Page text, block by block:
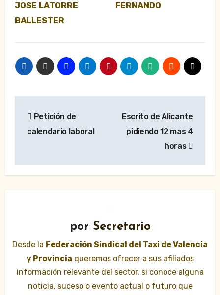
JOSE LATORRE FERNANDO
BALLESTER
de
Petición de
calendario laboral
Escrito de Alicante
pidiendo 12 mas 4
horas
por Secretario
Desde la Federación Sindical del Taxi de Valencia
y Provincia queremos ofrecer a sus afiliados
información relevante del sector, si conoce alguna
noticia, suceso o evento actual o futuro que